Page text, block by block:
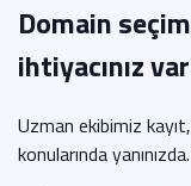
Domain
ihtiyacınız
Uzman ekibimiz
konularında yanınızda.